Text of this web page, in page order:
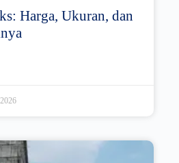
Harga, Ukuran, dan